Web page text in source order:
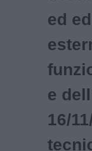
ed
e
16/